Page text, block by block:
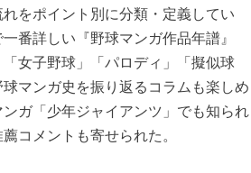
をポイント別に分類・定義してい
番詳しい『野球マンガ作品年譜』
「女子野球」「パロディ」「擬似球
マンガ史を振り返るコラムも楽しめ
ガ「少年ジャイアンツ」でも知られ
コメントも寄せられた。